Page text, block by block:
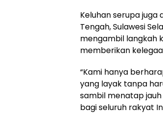
Keluhan serupa
Tengah, Sulawesi
mengambil langkah
memberikan
“Kami hanya
yang layak tanpa
sambil menatap
bagi seluruh rakyat